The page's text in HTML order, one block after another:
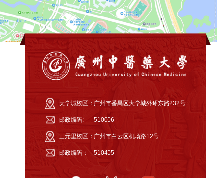
大学城校区： 广州市番禺区大学城外环东路232号
邮政编码: 510006
三元里校区： 广州市白云区机场路12号
邮政编码： 510405